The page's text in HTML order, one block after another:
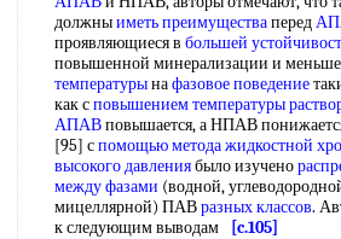
должныиметь преимуществаперед
проявляющиеся в большей
повышенной минерализации и
температурынафазовое поведение
как сповышением температуры
АПАВповышается, а НПАВ
[95] спомощью методажидкостной
высокого давлениябыло изучено
между фазами (водной,
мицеллярной) ПАВразных классов.
к следующим выводам
[c.105]